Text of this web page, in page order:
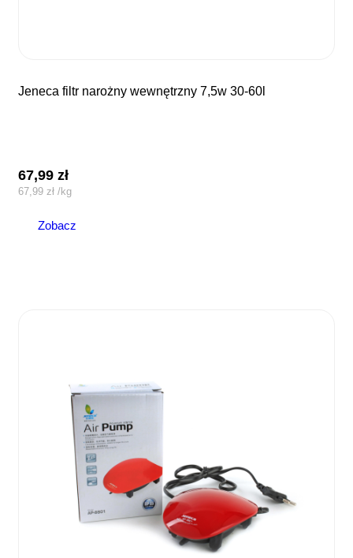
jeneca filtr narożny wewnętrzny 7,5w 30-60l
67,99zł
67,99zł /kg
Zobacz